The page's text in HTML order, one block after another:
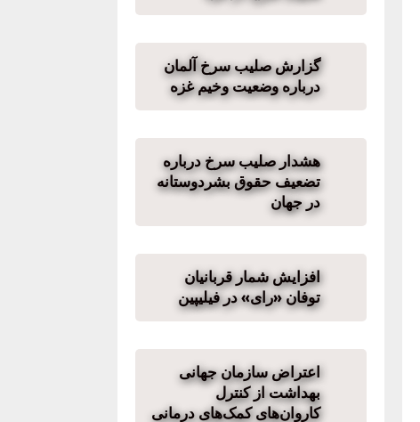
گزارش صلیب سرخ آلمان
درباره وضعیت وخیم غزه
هشدار صلیب سرخ درباره
تضعیف حقوق بشردوستانه
در جهان
افزایش شمار قربانیان
توفان «رای» در فیلیپین
اعتراض سازمان جهانی
بهداشت از کنترل
کاروان‌های کمک‌های درمانی